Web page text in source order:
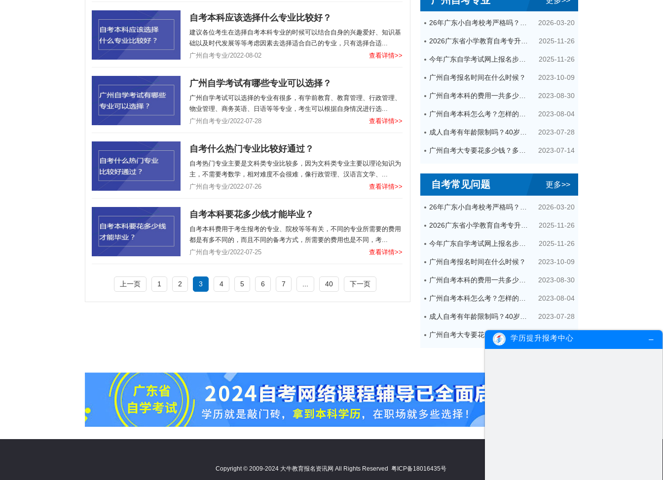
26年广东小自考校考严格吗？很简单吗？ 2026-03-20
2026广东省小学教育自考专升本考试科目（+指引） 2025-11-26
今年广东自学考试网上报名步骤（全） 2025-11-26
广州自考报名时间在什么时候？ 2023-10-09
广州自考本科的费用一共多少钱？ 2023-08-30
广州自考本科怎么考？怎样的流程？ 2023-08-04
成人自考有年龄限制吗？40岁了还可以参加吗？ 2023-07-28
广州自考大专要花多少钱？多久拿证？ 2023-07-14
自考常见问题 更多>>
26年广东小自考校考严格吗？很简单吗？ 2026-03-20
2026广东省小学教育自考专升本考试科目（+指引） 2025-11-26
今年广东自学考试网上报名步骤（全） 2025-11-26
广州自考报名时间在什么时候？ 2023-10-09
广州自考本科的费用一共多少钱？ 2023-08-30
广州自考本科怎么考？怎样的流程？ 2023-08-04
成人自考有年龄限制吗？40岁了还可以参加吗？ 2023-07-28
广州自考大专要花多少钱？多久拿证？ 2023-07-14
自考本科应该选择什么专业比较好？
建议各位考生在选择自考本科专业的时候可以结合自身的兴趣爱好、知识基
础以及时代发展等等考虑因素去选择适合自己的专业，只有选择合适...
广州自考专业/2022-08-02
查看详情>>
广州自学考试有哪些专业可以选择？
广州自学考试可以选择的专业有很多，有学前教育、教育管理、行政管理、
物业管理、商务英语、日语等等专业，考生可以根据自身情况进行选...
广州自考专业/2022-07-28
查看详情>>
自考什么热门专业比较好通过？
自考热门专业主要是文科类专业比较多，因为文科类专业主要以理论知识为
主，不需要考数学，相对难度不会很难，像行政管理、汉语言文学、...
广州自考专业/2022-07-26
查看详情>>
自考本科要花多少线才能毕业？
自考本科费用于考生报考的专业、院校等等有关，不同的专业所需要的费用
都是有多不同的，而且不同的备考方式，所需要的费用也是不同，考...
广州自考专业/2022-07-25
查看详情>>
上一页 1 2 3 4 5 6 7 40 下一页
Copyright © 2009-2024 大牛教育报名资讯网 All Rights Reserved 粤ICP备18016435号
学历提升报考中心